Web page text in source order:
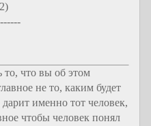
то, что вы об этом
не то, каким будет
именно тот человек,
чтобы человек понял